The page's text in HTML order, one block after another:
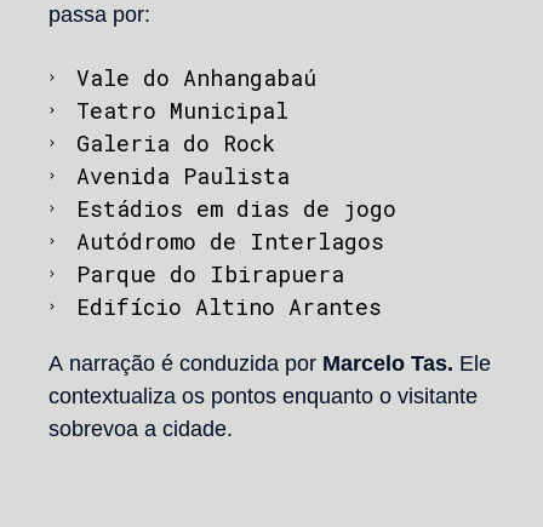
passa por:
Vale do Anhangabaú
Teatro Municipal
Galeria do Rock
Avenida Paulista
Estádios em dias de jogo
Autódromo de Interlagos
Parque do Ibirapuera
Edifício Altino Arantes
A narração é conduzida por Marcelo Tas. Ele
contextualiza os pontos enquanto o visitante
sobrevoa a cidade.